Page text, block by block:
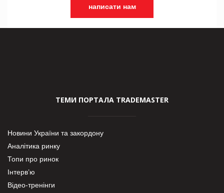
написати нам
ТЕМИ ПОРТАЛА TRADEMASTER
Новини України та закордону
Аналітика ринку
Топи про ринок
Інтерв’ю
Відео-тренінги